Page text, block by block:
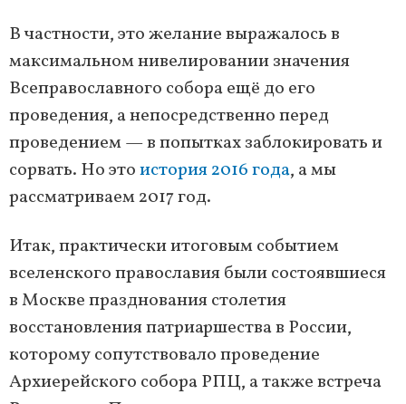
В частности, это желание выражалось в
максимальном нивелировании значения
Всеправославного собора ещё до его
проведения, а непосредственно перед
проведением — в попытках заблокировать и
сорвать. Но этоистория 2016 года, а мы
рассматриваем 2017 год.
Итак, практически итоговым событием
вселенского православия были состоявшиеся
в Москве празднования столетия
восстановления патриаршества в России,
которому сопутствовало проведение
Архиерейского собора РПЦ, а также встреча